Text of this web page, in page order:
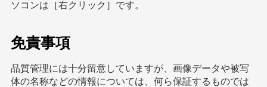
ソコンは［右クリック］です。
免責事項
品質管理には十分留意していますが、画像データや被写
体の名称などの情報については、何ら保証するものでは